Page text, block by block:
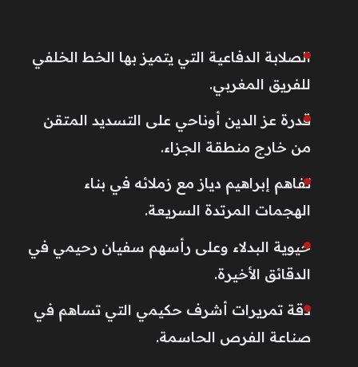
الصلابة الدفاعية التي يتميز بها الخط الخلفي
للفريق المغربي.
قدرة عز الدين أوناحي على التسديد المتقن
من خارج منطقة الجزاء.
تفاهم إبراهيم دياز مع زملائه في بناء
الهجمات المرتدة السريعة.
حيوية البدلاء وعلى رأسهم سفيان رحيمي في
الدقائق الأخيرة.
دقة تمريرات أشرف حكيمي التي تساهم في
صناعة الفرص الحاسمة.